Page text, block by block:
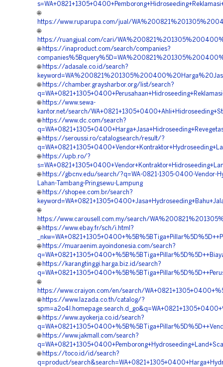
🌐
https://www.ruparupa.com/jual/
🌐
https://ruangjual.com/cari/
🌐 https://inaproduct.com/search/companies?
🌐 https://adasale.co.id/search?
🌐 https://chamber.graysharbor.org/list/search?
🌐 https://www.sewa-
kantor.net/search/
🌐 https://www.dc.com/search?
🌐 https://seroussi.ro/catalogsearch/result/?
🌐 https://upb.ro/?
🌐 https://gbcnv.edu/search/?q=WA-0821-1305-0400-Vendor-
Lahan-Tambang-Pringsewu-Lampung
🌐 https://shopee.com.br/search?
🌐
https://www.carousell.com.my/search/
🌐 https://www.ebay.fr/sch/i.html?
🌐 https://muaraenim.ayoindonesia.com/search?
🌐 https://karangtinggi.harga.biz.id/search?
🌐
https://www.craiyon.com/en/search/
🌐 https://www.lazada.co.th/catalog/?
🌐 https://www.ayokerja.co.id/search?
🌐 https://www.jakmall.com/search?
🌐 https://toco.id/id/search?
q=product/